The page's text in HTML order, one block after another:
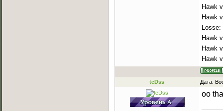
Hawk
Hawk
Losse:
Hawk
Hawk
Hawk
teDss Дата:
oo